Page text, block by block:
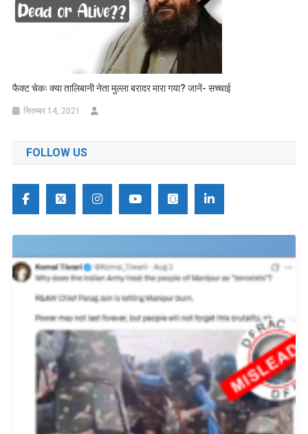
फैक्ट चेकः क्या तालिबानी नेता मुल्ला बरादर मारा गया? जानें- सच्चाई
सितम्बर 14, 2021
FOLLOW US